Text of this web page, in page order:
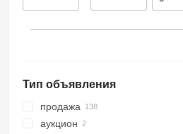
Тип объявления
продажа
аукцион